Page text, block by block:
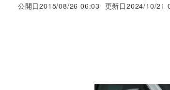
公開日2015/08/26 06:03 更新日2024/10/21